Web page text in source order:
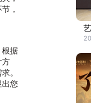
，
根据
方
。
您